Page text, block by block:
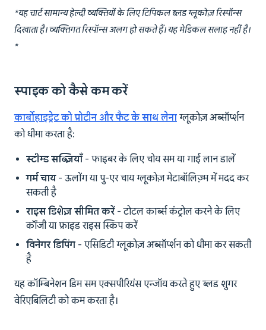
*यह चार्ट सामान्य हेल्दी व्यक्तियों के लिए टिपिकल ब्लड ग्लूकोज़ रिस्पॉन्स
दिखाता है। व्यक्तिगत रिस्पॉन्स अलग हो सकते हैं। यह मेडिकल सलाह नहीं है।
*
स्पाइक को कैसे कम करें
कार्बोहाइड्रेट को प्रोटीन और फैट के साथ लेना ग्लूकोज़ अब्सॉर्प्शन
को धीमा करता है:
स्टीम्ड सब्ज़ियाँ - फाइबर के लिए चोय सम या गाई लान डालें
गर्म चाय- ऊलोंग या पु-एर चाय ग्लूकोज़ मेटाबॉलिज़्म में मदद कर
सकती है
राइस डिशेज़ सीमित करें- टोटल कार्ब्स कंट्रोल करने के लिए
कॉंजी या फ्राइड राइस स्किप करें
विनेगर डिपिंग - एसिडिटी ग्लूकोज़ अब्सॉर्प्शन को धीमा कर सकती
है
यह कॉम्बिनेशन डिम सम एक्सपीरियंस एन्जॉय करते हुए ब्लड शुगर
वेरिएबिलिटी को कम करता है।